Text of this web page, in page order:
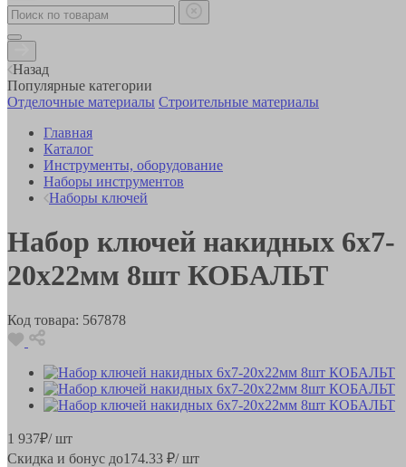
Назад
Популярные категории
Отделочные материалы Строительные материалы
Главная
Каталог
Инструменты, оборудование
Наборы инструментов
Наборы ключей
Набор ключей накидных 6x7-
20x22мм 8шт КОБАЛЬТ
Код товара: 567878
1 937₽/ шт
Скидка и бонус до174.33 ₽/ шт